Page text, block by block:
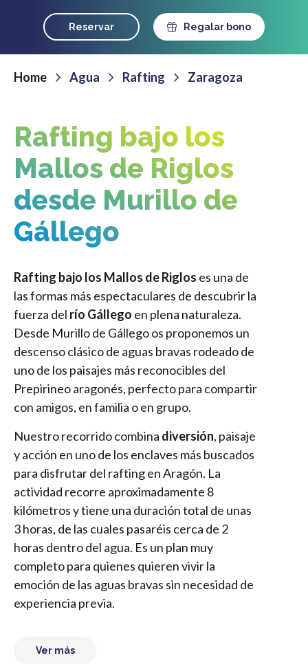
Reservar Regalar bono
Home Agua Rafting Zaragoza
Rafting bajo los
Mallos de Riglos
desde Murillo de
Gállego
Rafting bajo los Mallos de Riglos es una de
las formas más espectaculares de descubrir la
fuerza del río Gállego en plena naturaleza.
Desde Murillo de Gállego os proponemos un
descenso clásico de aguas bravas rodeado de
uno de los paisajes más reconocibles del
Prepirineo aragonés, perfecto para compartir
con amigos, en familia o en grupo.
Nuestro recorrido combina diversión, paisaje
y acción en uno de los enclaves más buscados
para disfrutar del rafting en Aragón. La
actividad recorre aproximadamente 8
kilómetros y tiene una duración total de unas
3 horas, de las cuales pasaréis cerca de 2
horas dentro del agua. Es un plan muy
completo para quienes quieren vivir la
emoción de las aguas bravas sin necesidad de
experiencia previa.
Ver más